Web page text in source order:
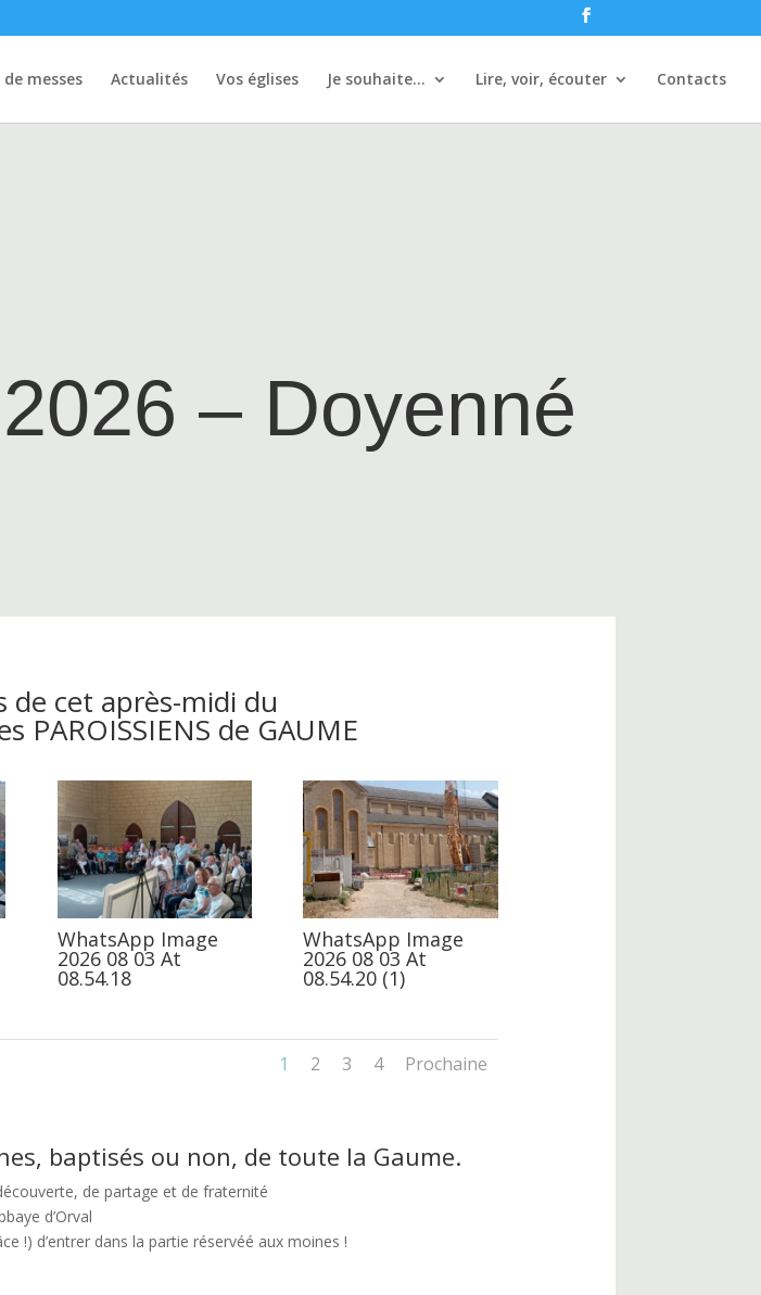
de messes Actualités Vos églises Je souhaite… Lire, voir, écouter Contacts
– Doyenné
de cet après-midi du
PAROISSIENS de GAUME
WhatsApp Image
2026 08 03 At
08.54.18
WhatsApp Image
2026 08 03 At
08.54.20 (1)
1 2 3 4 Prochaine
baptisés ou non, de toute la Gaume.
de partage et de fraternité
d’Orval
!) d’entrer dans la partie réservéé aux moines !